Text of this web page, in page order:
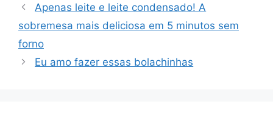
Apenas leite e leite condensado! A
sobremesa mais deliciosa em 5 minutos sem
forno
Eu amo fazer essas bolachinhas